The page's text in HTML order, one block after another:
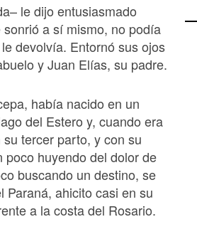
le dijo entusiasmado
a sí mismo, no podía
devolvía. Entornó sus ojos
y Juan Elías, su padre.
había nacido en un
del Estero y, cuando era
tercer parto, y con su
huyendo del dolor de
buscando un destino, se
Paraná, ahicito casi en su
a la costa del Rosario.